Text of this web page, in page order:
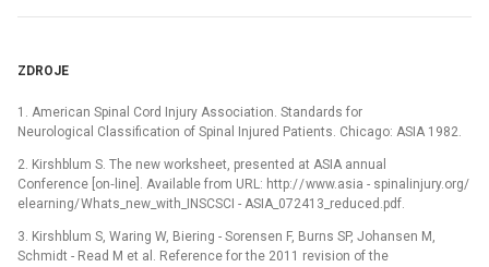
ZDROJE
1. American Spinal Cord Injury Association. Standards for
Neurological Classification of Spinal Injured Patients. Chicago: ASIA 1982.
2. Kirshblum S. The new worksheet, presented at ASIA annual
Conference [on‑line]. Available from URL: http:/ / www.asia -⁠ spinalinjury.org/
elearning/ Whats_new_with_INSCSCI -⁠ ASIA_072413_reduced.pdf.
3. Kirshblum S, Waring W, Biering -⁠ Sorensen F, Burns SP, Johansen M,
Schmidt -⁠ Read M et al. Reference for the 2011 revision of the